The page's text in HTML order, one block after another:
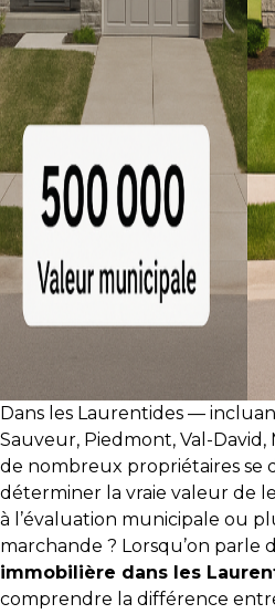
protégé!
Des
outils
pour
le
financement
Devenir
propriétaire
:
UNE
EXCELLENTE
Frais
de
démarrage
:
y
avez-
vous
pensé?
Dans les Laurentides —
Sauveur, Piedmont, Val-
de nombreux propriétaires se
déterminer la vraie valeur de
à l’évaluation municipale ou
marchande ? Lorsqu’on parle
immobilière dans les
comprendre la différence